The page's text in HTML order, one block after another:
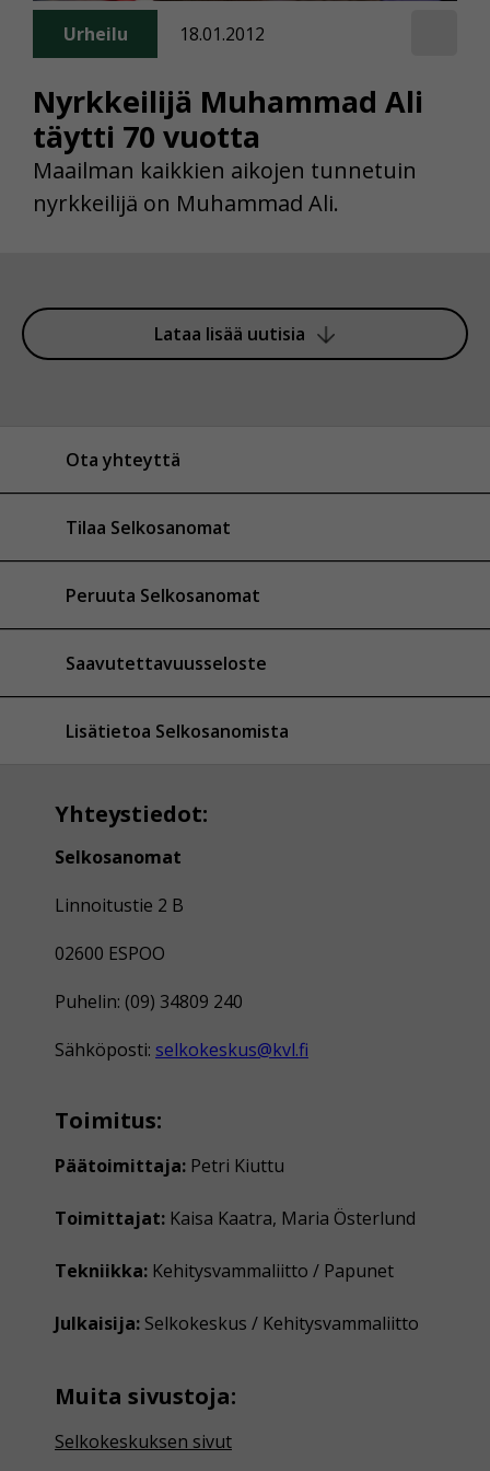
Nyrkkeilijä Muhammad Ali
täytti 70 vuotta
Urheilu 18.01.2012
Maailman kaikkien aikojen tunnetuin
nyrkkeilijä on Muhammad Ali.
Lataa lisää uutisia
Ota yhteyttä
Tilaa Selkosanomat
Peruuta Selkosanomat
Saavutettavuusseloste
Lisätietoa Selkosanomista
Yhteystiedot:
Selkosanomat
Linnoitustie 2 B
02600 ESPOO
Puhelin: (09) 34809 240
Sähköposti: selkokeskus@kvl.fi
Toimitus:
Päätoimittaja: Petri Kiuttu
Toimittajat: Kaisa Kaatra, Maria Österlund
Tekniikka: Kehitysvammaliitto / Papunet
Julkaisija: Selkokeskus / Kehitysvammaliitto
Muita sivustoja:
Selkokeskuksen sivut